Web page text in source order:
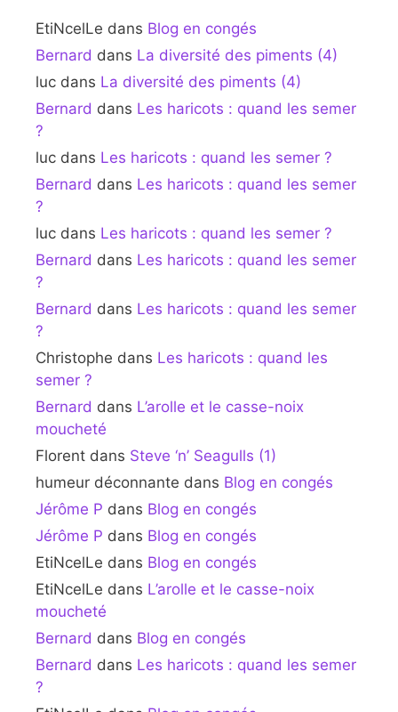
EtiNcelLe dans Blog en congés
Bernard dans La diversité des piments (4)
luc dans La diversité des piments (4)
Bernard dans Les haricots : quand les semer
?
luc dans Les haricots : quand les semer ?
Bernard dans Les haricots : quand les semer
?
luc dans Les haricots : quand les semer ?
Bernard dans Les haricots : quand les semer
?
Bernard dans Les haricots : quand les semer
?
Christophe dans Les haricots : quand les
semer ?
Bernard dans L’arolle et le casse-noix
moucheté
Florent dans Steve ‘n’ Seagulls (1)
humeur déconnante dans Blog en congés
Jérôme P dans Blog en congés
Jérôme P dans Blog en congés
EtiNcelLe dans Blog en congés
EtiNcelLe dans L’arolle et le casse-noix
moucheté
Bernard dans Blog en congés
Bernard dans Les haricots : quand les semer
?